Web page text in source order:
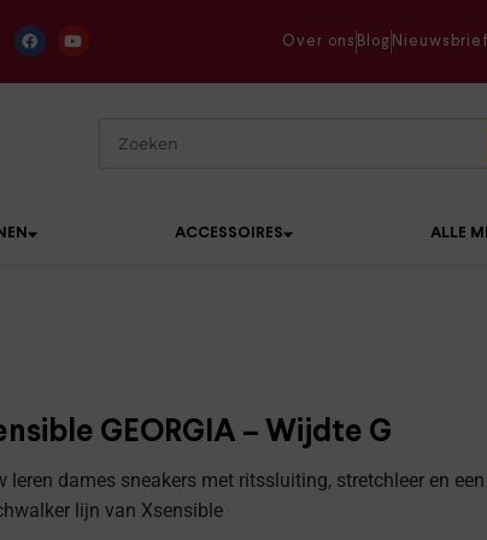
Over ons Blog Nieuwsbrief
ACCESSOIRES ALLE
GEORGIA – Wijdte G
leren dames sneakers met ritssluiting, stretchleer en
lijn van Xsensible